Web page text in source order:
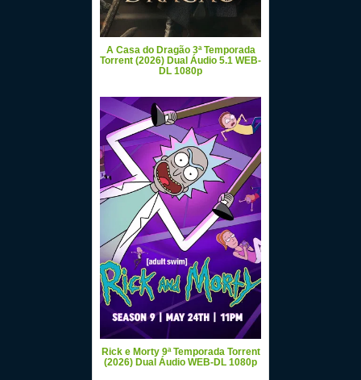
A Casa do Dragão 3ª Temporada
Torrent (2026) Dual Áudio 5.1 WEB-
DL 1080p
Rick e Morty 9ª Temporada Torrent
(2026) Dual Áudio WEB-DL 1080p